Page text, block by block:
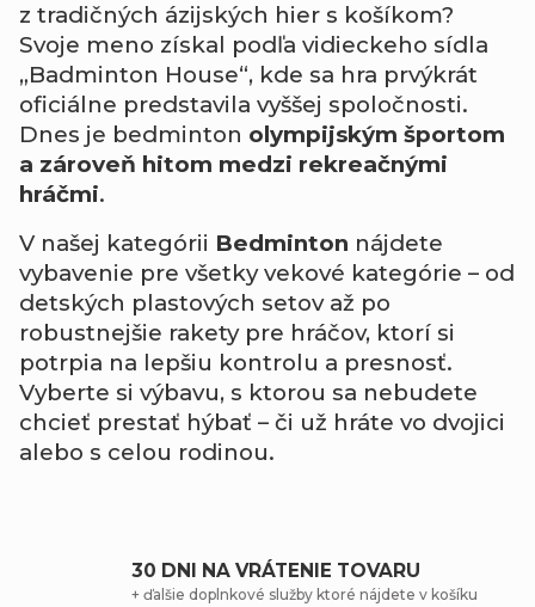
z tradičných ázijských hier s košíkom?
Svoje meno získal podľa vidieckeho sídla
„Badminton House“, kde sa hra prvýkrát
oficiálne predstavila vyššej spoločnosti.
Dnes je bedminton olympijským športom
a zároveň hitom medzi rekreačnými
hráčmi.
V našej kategórii Bedminton nájdete
vybavenie pre všetky vekové kategórie – od
detských plastových setov až po
robustnejšie rakety pre hráčov, ktorí si
potrpia na lepšiu kontrolu a presnosť.
Vyberte si výbavu, s ktorou sa nebudete
chcieť prestať hýbať – či už hráte vo dvojici
alebo s celou rodinou.
30 DNI NA VRÁTENIE TOVARU
+ ďalšie doplnkové služby ktoré nájdete v košíku